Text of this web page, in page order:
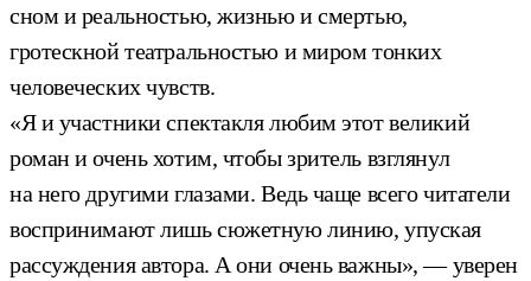
сном и реальностью, жизнью и смертью,
гротескной театральностью и миром тонких
человеческих чувств.
«Я и участники спектакля любим этот великий
роман и очень хотим, чтобы зритель взглянул
на него другими глазами. Ведь чаще всего читатели
воспринимают лишь сюжетную линию, упуская
рассуждения автора. А они очень важны», — уверен